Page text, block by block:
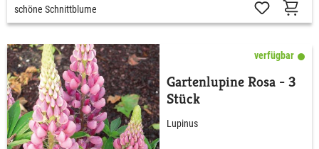
schöne Schnittblume
verfügbar
Gartenlupine Rosa - 3
Stück
Lupinus